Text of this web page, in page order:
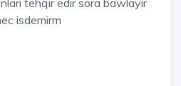
tehqir edir sora bawlayir
isdemirm